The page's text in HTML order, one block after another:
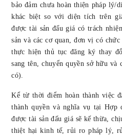
bảo đảm chưa hoàn thiện pháp lý/
khác biệt so với diện tích trên
được tài sản đấu giá có trách
sản và các cơ quan, đơn vị có
thực hiện thủ tục đăng ký thay
sang tên, chuyển quyền sở hữu
có).
Kể từ thời điểm hoàn thành việc
thành quyền và nghĩa vụ tại Hợp
được tài sản đấu giá sẽ kế thừa,
thiệt hại kinh tế, rủi ro pháp lý,